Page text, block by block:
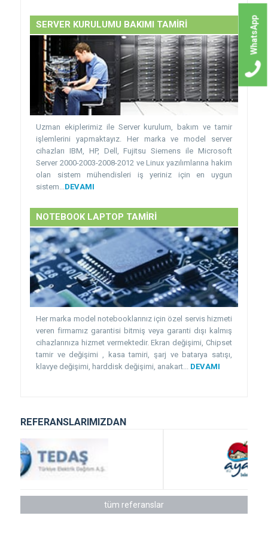
SERVER KURULUMU BAKIMI TAMİRİ
Uzman ekiplerimiz ile Server kurulum, bakım ve tamir
işlemlerini yapmaktayız. Her marka ve model server
cihazları IBM, HP, Dell, Fujitsu Siemens ile Microsoft
Server 2000-2003-2008-2012 ve Linux yazılımlarına hakim
olan sistem mühendisleri iş yeriniz için en uygun
sistem... DEVAMI
NOTEBOOK LAPTOP TAMİRİ
Her marka model notebooklarınız için özel servis hizmeti
veren firmamız garantisi bitmiş veya garanti dışı kalmış
cihazlarınıza hizmet vermektedir. Ekran değişimi, Chipset
tamir ve değişimi , kasa tamiri, şarj ve batarya satışı,
klavye değişimi, harddisk değişimi, anakart... DEVAMI
REFERANSLARIMIZDAN
tüm referanslar
WhatsApp